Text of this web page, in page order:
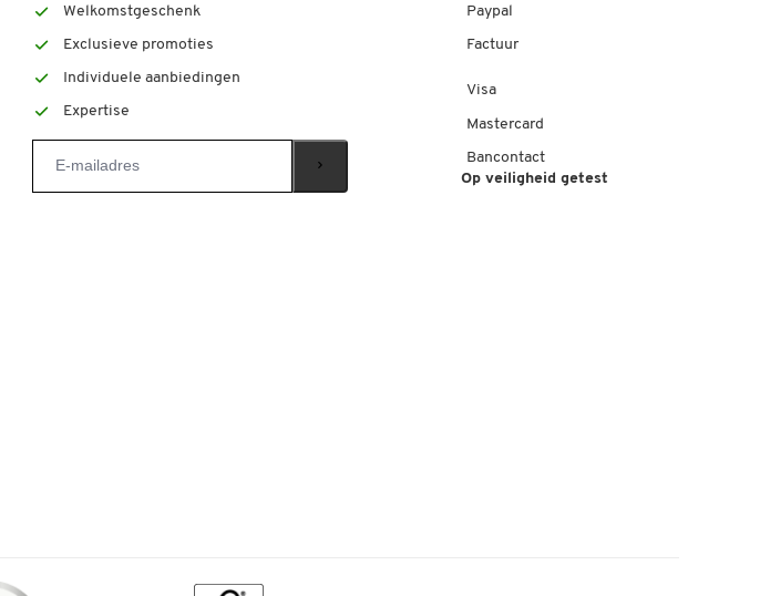
Welkomstgeschenk
Exclusieve promoties
Individuele aanbiedingen
Expertise
Paypal
Factuur
Visa
Mastercard
Bancontact
Op veiligheid getest